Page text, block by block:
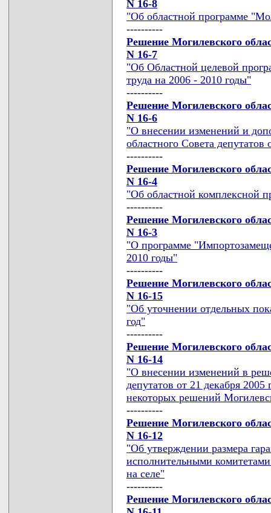
N 16-8
"Об областной программе
----------
Решение Могилевского
N 16-7
"Об Областной целевой
труда на 2006 - 2010 годы"
----------
Решение Могилевского
N 16-6
"О внесении изменений и
областного Совета
----------
Решение Могилевского
N 16-4
"Об областной комплексной
----------
Решение Могилевского
N 16-3
"О программе
2010 годы"
----------
Решение Могилевского
N 16-15
"Об уточнении отдельных
год"
----------
Решение Могилевского
N 16-14
"О внесении изменений в
депутатов от 21 декабря
некоторых решений
----------
Решение Могилевского
N 16-12
"Об утверждении размера
исполнительными
на селе"
----------
Решение Могилевского